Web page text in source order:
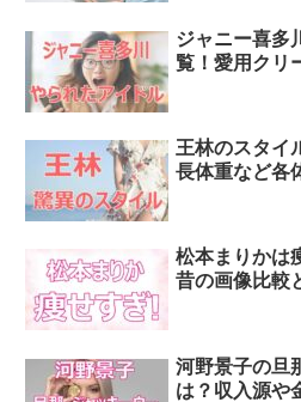
ジャニー喜多
覧！愛用クリ
王林のスタイ
長体重など各
松本まりかは
昔の画像比較
河野景子の旦
は？収入源や